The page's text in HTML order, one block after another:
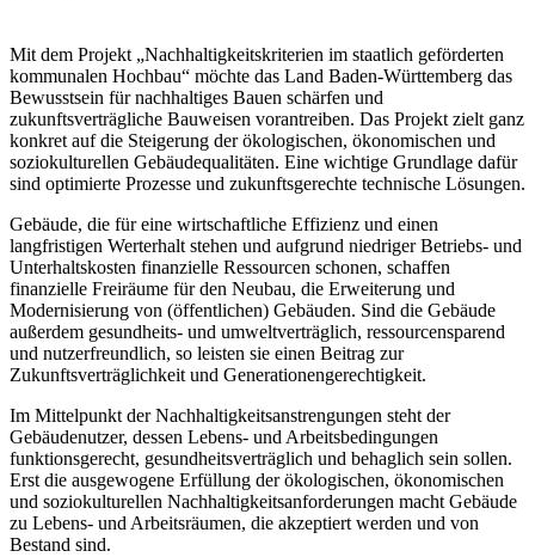
Mit dem Projekt „Nachhaltigkeitskriterien im staatlich geförderten
kommunalen Hochbau“ möchte das Land Baden-Württemberg das
Bewusstsein für nachhaltiges Bauen schärfen und
zukunftsverträgliche Bauweisen vorantreiben. Das Projekt zielt ganz
konkret auf die Steigerung der ökologischen, ökonomischen und
soziokulturellen Gebäudequalitäten. Eine wichtige Grundlage dafür
sind optimierte Prozesse und zukunftsgerechte technische Lösungen.
Gebäude, die für eine wirtschaftliche Effizienz und einen
langfristigen Werterhalt stehen und aufgrund niedriger Betriebs- und
Unterhaltskosten finanzielle Ressourcen schonen, schaffen
finanzielle Freiräume für den Neubau, die Erweiterung und
Modernisierung von (öffentlichen) Gebäuden. Sind die Gebäude
außerdem gesundheits- und umweltverträglich, ressourcensparend
und nutzerfreundlich, so leisten sie einen Beitrag zur
Zukunftsverträglichkeit und Generationengerechtigkeit.
Im Mittelpunkt der Nachhaltigkeitsanstrengungen steht der
Gebäudenutzer, dessen Lebens- und Arbeitsbedingungen
funktionsgerecht, gesundheitsverträglich und behaglich sein sollen.
Erst die ausgewogene Erfüllung der ökologischen, ökonomischen
und soziokulturellen Nachhaltigkeitsanforderungen macht Gebäude
zu Lebens- und Arbeitsräumen, die akzeptiert werden und von
Bestand sind.